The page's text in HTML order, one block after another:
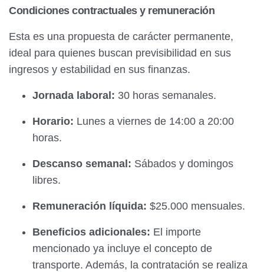
Condiciones contractuales y remuneración
Esta es una propuesta de carácter permanente,
ideal para quienes buscan previsibilidad en sus
ingresos y estabilidad en sus finanzas.
Jornada laboral: 30 horas semanales.
Horario: Lunes a viernes de 14:00 a 20:00
horas.
Descanso semanal: Sábados y domingos
libres.
Remuneración líquida: $25.000 mensuales.
Beneficios adicionales: El importe
mencionado ya incluye el concepto de
transporte. Además, la contratación se realiza